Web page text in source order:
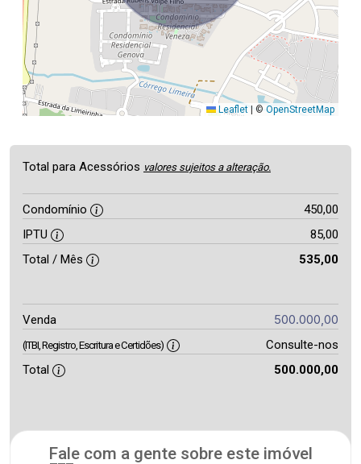
Leaflet © OpenStreetMap
Total para Acessórios valores sujeitos a alteração.
Condomínio
450,00
IPTU
85,00
Total / Mês
535,00
Venda 500.000,00
(ITBI, Registro, Escritura e Certidões)
Consulte-nos
Total
500.000,00
Fale com a gente sobre este imóvel